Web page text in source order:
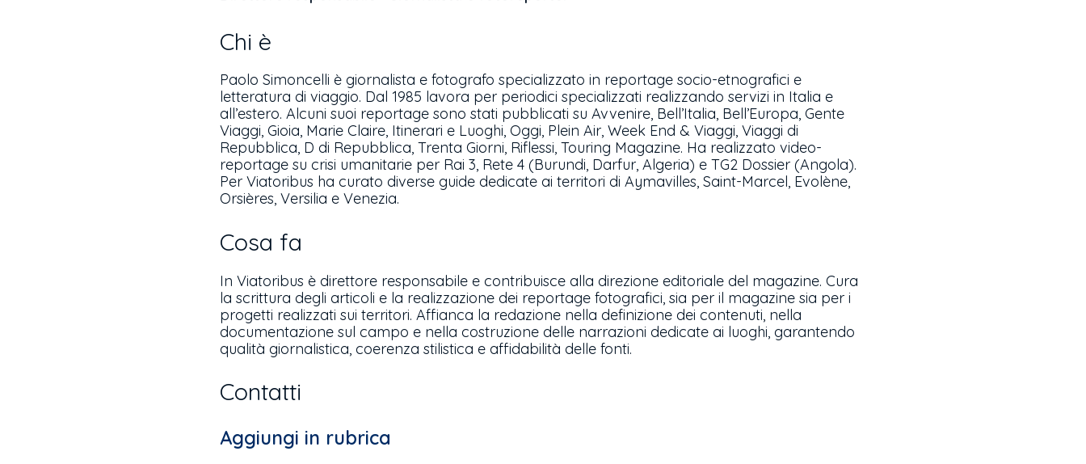
Chi è
Paolo Simoncelli è giornalista e fotografo specializzato in reportage socio-etnografici e
letteratura di viaggio. Dal 1985 lavora per periodici specializzati realizzando servizi in Italia e
all’estero. Alcuni suoi reportage sono stati pubblicati su Avvenire, Bell’Italia, Bell’Europa, Gente
Viaggi, Gioia, Marie Claire, Itinerari e Luoghi, Oggi, Plein Air, Week End & Viaggi, Viaggi di
Repubblica, D di Repubblica, Trenta Giorni, Riflessi, Touring Magazine. Ha realizzato video-
reportage su crisi umanitarie per Rai 3, Rete 4 (Burundi, Darfur, Algeria) e TG2 Dossier (Angola).
Per Viatoribus ha curato diverse guide dedicate ai territori di Aymavilles, Saint-Marcel, Evolène,
Orsières, Versilia e Venezia.
Cosa fa
In Viatoribus è direttore responsabile e contribuisce alla direzione editoriale del magazine. Cura
la scrittura degli articoli e la realizzazione dei reportage fotografici, sia per il magazine sia per i
progetti realizzati sui territori. Affianca la redazione nella definizione dei contenuti, nella
documentazione sul campo e nella costruzione delle narrazioni dedicate ai luoghi, garantendo
qualità giornalistica, coerenza stilistica e affidabilità delle fonti.
Contatti
Aggiungi in rubrica